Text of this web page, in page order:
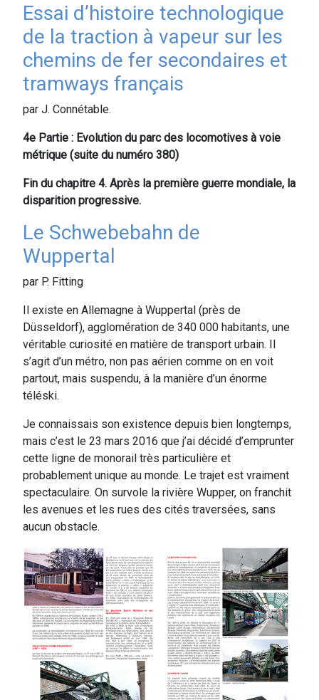
Essai d’histoire technologique
de la traction à vapeur sur les
chemins de fer secondaires et
tramways français
par J. Connétable.
4e Partie : Evolution du parc des locomotives à voie
métrique (suite du numéro 380)
Fin du chapitre 4. Après la première guerre mondiale, la
disparition progressive.
Le Schwebebahn de
Wuppertal
par P. Fitting
Il existe en Allemagne à Wuppertal (près de
Düsseldorf), agglomération de 340 000 habitants, une
véritable curiosité en matière de transport urbain. Il
s’agit d’un métro, non pas aérien comme on en voit
partout, mais suspendu, à la manière d’un énorme
téléski.
Je connaissais son existence depuis bien longtemps,
mais c’est le 23 mars 2016 que j’ai décidé d’emprunter
cette ligne de monorail très particulière et
probablement unique au monde. Le trajet est vraiment
spectaculaire. On survole la rivière Wupper, on franchit
les avenues et les rues des cités traversées, sans
aucun obstacle.